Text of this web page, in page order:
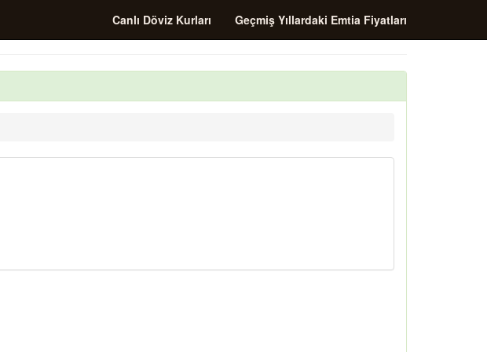
Canlı Döviz Kurları Geçmiş Yıllardaki Emtia Fiyatları